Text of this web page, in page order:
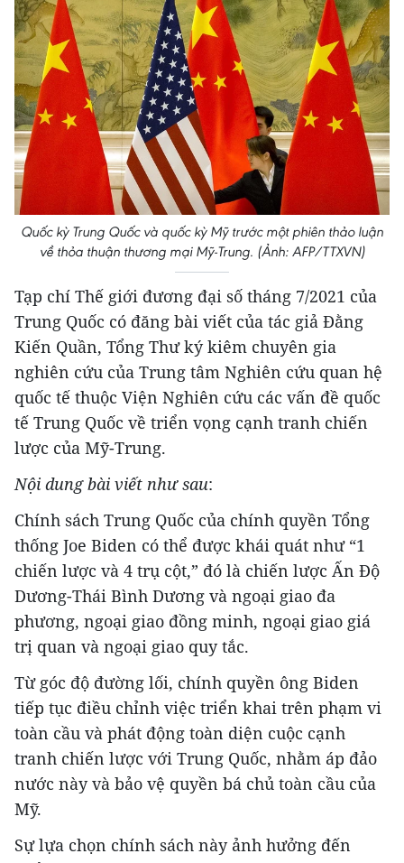
Quốc kỳ Trung Quốc và quốc kỳ Mỹ trước một phiên thảo luận
về thỏa thuận thương mại Mỹ-Trung. (Ảnh: AFP/TTXVN)
Tạp chí Thế giới đương đại số tháng 7/2021 của
Trung Quốc có đăng bài viết của tác giả Đằng
Kiến Quần, Tổng Thư ký kiêm chuyên gia
nghiên cứu của Trung tâm Nghiên cứu quan hệ
quốc tế thuộc Viện Nghiên cứu các vấn đề quốc
tế Trung Quốc về triển vọng cạnh tranh chiến
lược của Mỹ-Trung.
Nội dung bài viết như sau:
Chính sách Trung Quốc của chính quyền Tổng
thống Joe Biden có thể được khái quát như “1
chiến lược và 4 trụ cột,” đó là chiến lược Ấn Độ
Dương-Thái Bình Dương và ngoại giao đa
phương, ngoại giao đồng minh, ngoại giao giá
trị quan và ngoại giao quy tắc.
Từ góc độ đường lối, chính quyền ông Biden
tiếp tục điều chỉnh việc triển khai trên phạm vi
toàn cầu và phát động toàn diện cuộc cạnh
tranh chiến lược với Trung Quốc, nhằm áp đảo
nước này và bảo vệ quyền bá chủ toàn cầu của
Mỹ.
Sự lựa chọn chính sách này ảnh hưởng đến